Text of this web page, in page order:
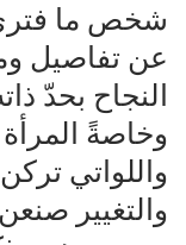
شخص ما
عن تفاصيل
النجاح بحدّ
وخاصةً المرأة
واللواتي
والتغيير